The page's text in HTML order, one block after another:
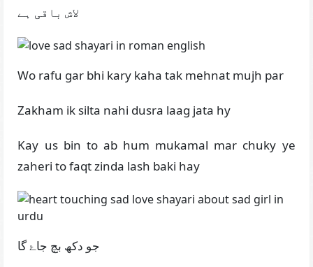
لاش باقی ہے
Wo rafu gar bhi kary kaha tak mehnat mujh par
Zakham ik silta nahi dusra laag jata hy
Kay us bin to ab hum mukamal mar chuky ye
zaheri to faqt zinda lash baki hay
جو دکھ بچ جاۓ گا